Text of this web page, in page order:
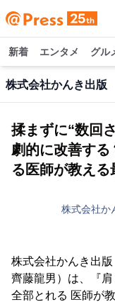
新着 エンタメ グル
株式会社かんき出版
揉まずに“数回
劇的に改善す
る医師が教え
株式会社か
株式会社かんき出
齊藤龍男）は、『
全部とれる 医師が